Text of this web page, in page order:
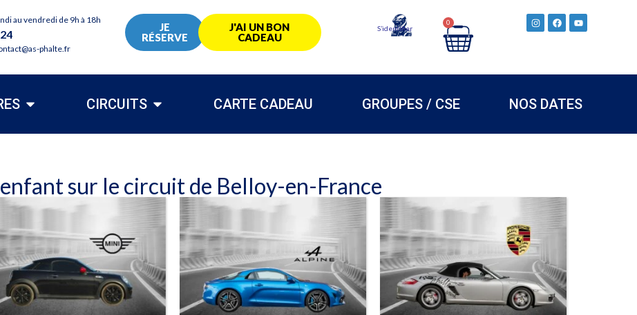
au vendredi de 9h à 18h
phalte.fr
JE
RÉSERVE
J'AI UN BON
CADEAU
S’identifier
0
CIRCUITS CARTE CADEAU GROUPES / CSE NOS DATES
sur le circuit de Belloy-en-France